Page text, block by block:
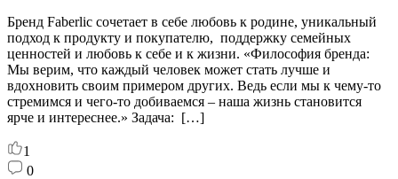
Бренд Faberlic сочетает в себе любовь к родине, уникальный
подход к продукту и покупателю, поддержку семейных
ценностей и любовь к себе и к жизни. «Философия бренда:
Мы верим, что каждый человек может стать лучше и
вдохновить своим примером других. Ведь если мы к чему-то
стремимся и чего-то добиваемся – наша жизнь становится
ярче и интереснее.» Задача: […]
1
0